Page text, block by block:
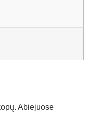
Abiejuose